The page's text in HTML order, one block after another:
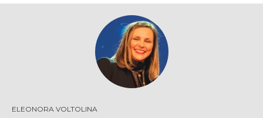
ELEONORA VOLTOLINA